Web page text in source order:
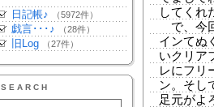
日記帳♪ （5972件）
戯言･･･♪ （28件）
旧Log （27件）
SEARCH
してくれ
で、今
インてぬ
いクリア
レにフリ
ン。そし
足元がよ